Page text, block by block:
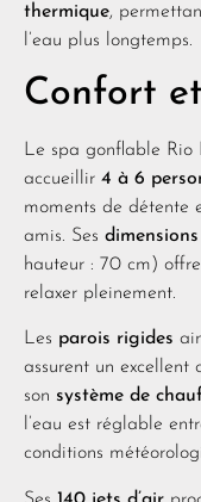
thermique,
l’eau plus longtemps.
Confort
Le spa gonflable
accueillir 4 à 6
moments de détente
amis. Ses
hauteur : 70 cm)
relaxer pleinement.
Les parois rigides
assurent un excellent
son système de
l’eau est réglable
conditions